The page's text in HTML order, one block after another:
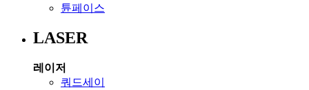
튠페이스
LASER
레이저
쿼드세이